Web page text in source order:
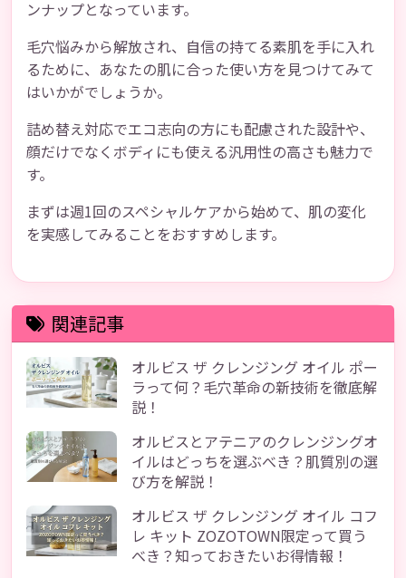
ンナップとなっています。
毛穴悩みから解放され、自信の持てる素肌を手に入れ
るために、あなたの肌に合った使い方を見つけてみて
はいかがでしょうか。
詰め替え対応でエコ志向の方にも配慮された設計や、
顔だけでなくボディにも使える汎用性の高さも魅力で
す。
まずは週1回のスペシャルケアから始めて、肌の変化
を実感してみることをおすすめします。
関連記事
オルビス ザ クレンジング オイル ポー
ラって何？毛穴革命の新技術を徹底解
説！
オルビスとアテニアのクレンジングオ
イルはどっちを選ぶべき？肌質別の選
び方を解説！
オルビス ザ クレンジング オイル コフ
レ キット ZOZOTOWN限定って買う
べき？知っておきたいお得情報！